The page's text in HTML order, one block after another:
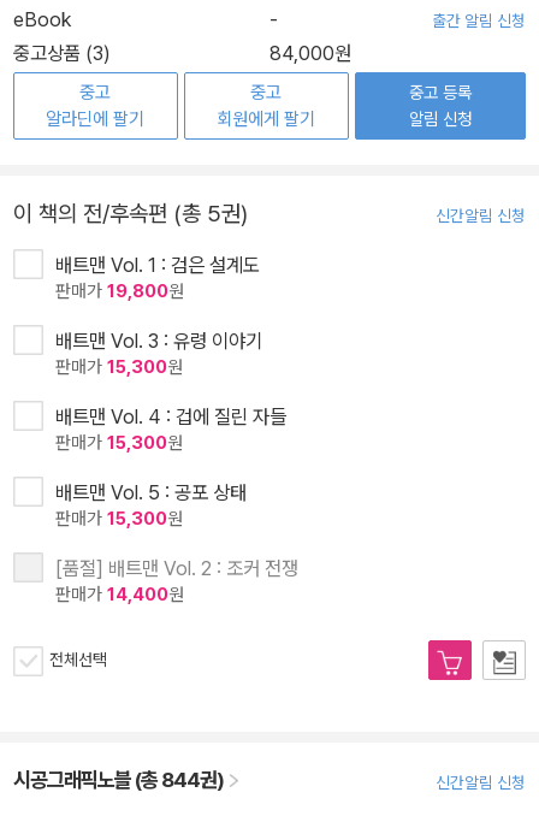
eBook
- 출간 알림 신청
중고상품 (3) 84,000원
중고
알라딘에 팔기
중고
회원에게 팔기
중고 등록
알림 신청
이 책의 전/후속편 (총 5권) 신간알림 신청
배트맨 Vol. 1 : 검은 설계도
판매가 19,800원
배트맨 Vol. 3 : 유령 이야기
판매가 15,300원
배트맨 Vol. 4 : 겁에 질린 자들
판매가 15,300원
배트맨 Vol. 5 : 공포 상태
판매가 15,300원
[품절] 배트맨 Vol. 2 : 조커 전쟁
판매가 14,400원
전체선택
시공그래픽노블 (총 844권) 신간알림 신청